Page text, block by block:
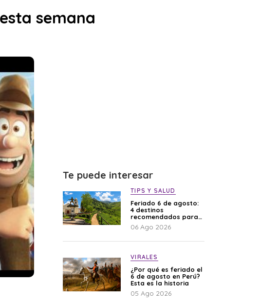
semana
Te puede interesar
TIPS Y SALUD
Feriado 6 de agosto:
4 destinos
recomendados para
disfrutar el descanso
06 Ago 2026
VIRALES
¿Por qué es feriado el
6 de agosto en Perú?
Esta es la historia
05 Ago 2026